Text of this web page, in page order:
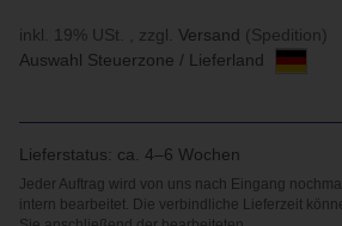
inkl. 19% USt. , zzgl. Versand (Spedition)
Auswahl Steuerzone / Lieferland
Lieferstatus: ca. 4–6 Wochen